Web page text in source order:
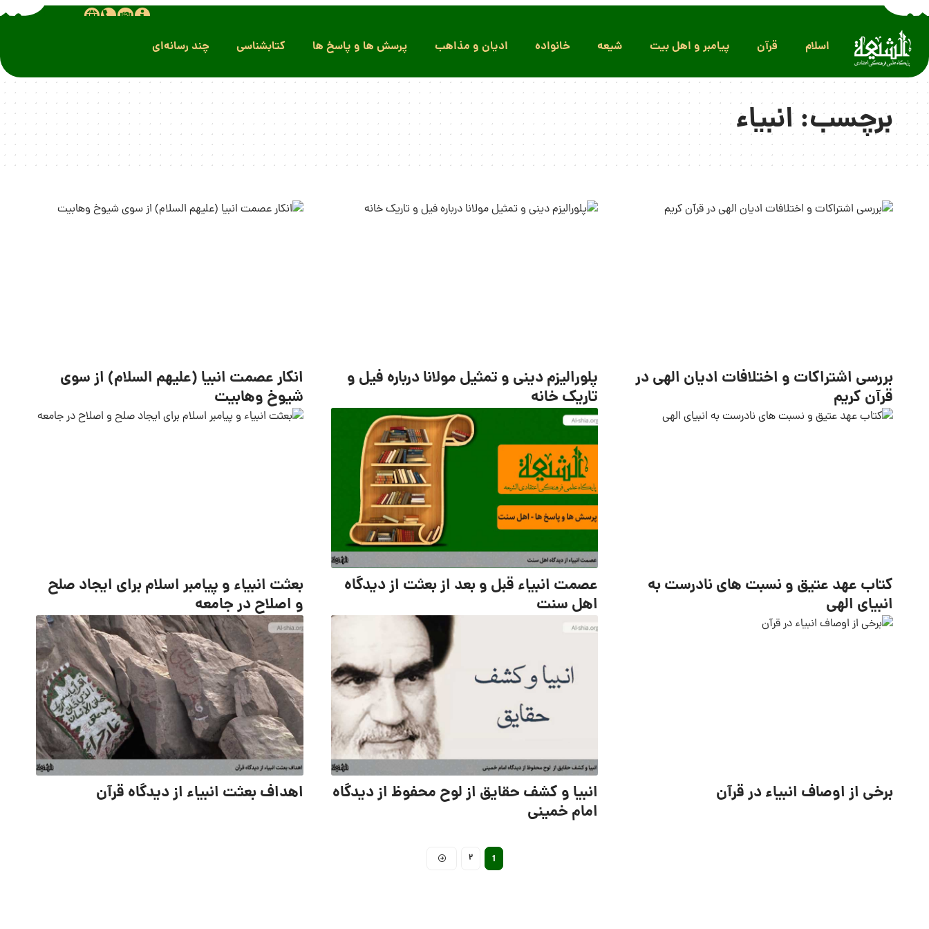
اسلام قرآن پیامبر و اهل بیت شیعه خانواده ادیان و مذاهب پرسش ها و پاسخ ها کتابشناسی چند رسانه‌ای
برچسب:انبیاء
بررسی اشتراکات و اختلافات ادیان الهی در
قرآن کریم
پلورالیزم دینی و تمثیل مولانا درباره فیل و
تاریک خانه
انکار عصمت انبیا (علیهم السلام) از سوی
شیوخ وهابیت
کتاب عهد عتیق و نسبت های نادرست به
انبیای الهی
عصمت انبیاء قبل و بعد از بعثت از دیدگاه
اهل سنت
بعثت انبیاء و پیامبر اسلام برای ایجاد صلح
و اصلاح در جامعه
برخی از اوصاف انبیاء در قرآن
انبیا و کشف حقایق از لوح محفوظ از دیدگاه
امام خمینی
اهداف بعثت انبیاء از دیدگاه قرآن
1
2